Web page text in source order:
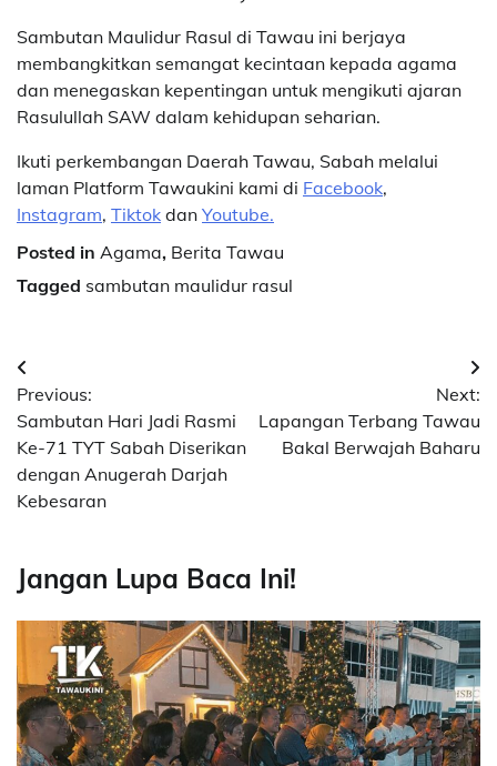
Sambutan Maulidur Rasul di Tawau ini berjaya
membangkitkan semangat kecintaan kepada agama
dan menegaskan kepentingan untuk mengikuti ajaran
Rasulullah SAW dalam kehidupan seharian.
Ikuti perkembangan Daerah Tawau, Sabah melalui
laman Platform Tawaukini kami di Facebook,
Instagram, Tiktok dan Youtube.
Posted in Agama, Berita Tawau
Tagged sambutan maulidur rasul
Post
navigation
Previous:
Sambutan Hari Jadi Rasmi
Ke-71 TYT Sabah Diserikan
dengan Anugerah Darjah
Kebesaran
Next:
Lapangan Terbang Tawau
Bakal Berwajah Baharu
Jangan Lupa Baca Ini!